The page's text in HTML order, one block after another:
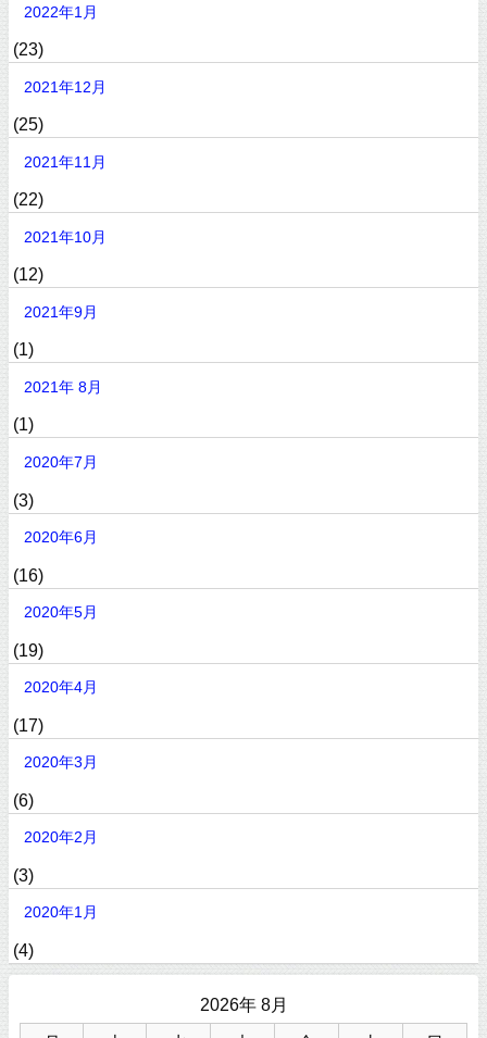
2022年1月
(23)
2021年12月
(25)
2021年11月
(22)
2021年10月
(12)
2021年9月
(1)
2021年 8月
(1)
2020年7月
(3)
2020年6月
(16)
2020年5月
(19)
2020年4月
(17)
2020年3月
(6)
2020年2月
(3)
2020年1月
(4)
2026年 8月